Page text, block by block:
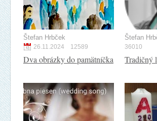
Štefan Hrbček
26.11.2024 12589
Dva obrázky do pamätníčka
Štefan
36010
Tradičný